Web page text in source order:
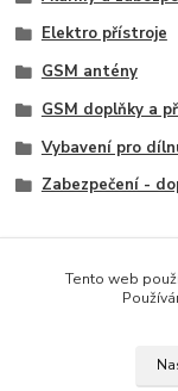
Elektro přístroje
GSM antény
GSM doplňky a
Vybavení pro
Zabezpečení -
*
Tento web